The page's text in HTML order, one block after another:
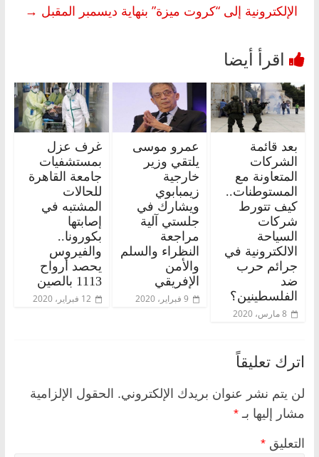
الإلكترونية إلى “كروت ميزة” بنهاية ديسمبر المقبل →
بعد قائمة
الشركات
المتعاونة مع
المستوطنات..
كيف تتورط
شركات
السياحة
الالكترونية في
جرائم حرب
ضد
الفلسطينين؟
8 مارس، 2020
عمرو موسى
يلتقي وزير
خارجية
زيمبابوي
ويشارك في
جلستي آلية
مراجعة
النظراء والسلم
والأمن
الإفريقي
9 فبراير، 2020
غرف عزل
بمستشفيات
جامعة القاهرة
للحالات
المشتبه في
إصابتها
بكورونا..
والفيروس
يحصد أرواح
1113 بالصين
12 فبراير، 2020
اترك تعليقاً
لن يتم نشر عنوان بريدك الإلكتروني. الحقول الإلزامية
مشار إليها بـ *
التعليق *